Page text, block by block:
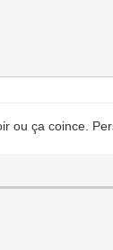
ou ça coince.